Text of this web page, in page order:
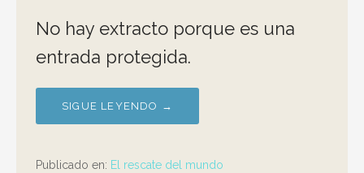
No hay extracto porque es una
entrada protegida.
SIGUE LEYENDO →
Publicado en: El rescate del mundo